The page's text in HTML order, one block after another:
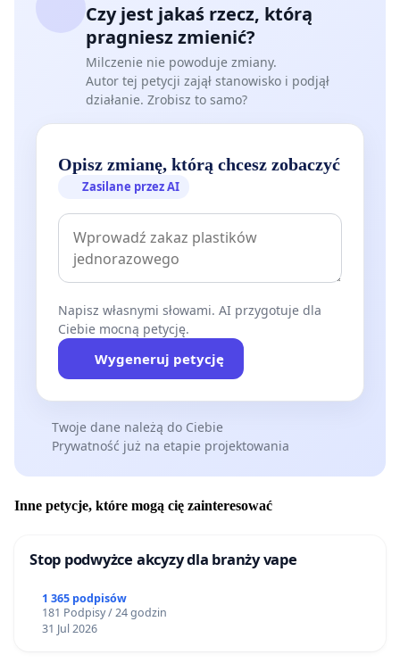
Czy jest jakaś rzecz, którą
pragniesz zmienić?
Milczenie nie powoduje zmiany.
Autor tej petycji zajął stanowisko i podjął
działanie. Zrobisz to samo?
Opisz zmianę, którą chcesz zobaczyć
Zasilane przez AI
Napisz własnymi słowami. AI przygotuje dla
Ciebie mocną petycję.
Wygeneruj petycję
Twoje dane należą do Ciebie
Prywatność już na etapie projektowania
Inne petycje, które mogą cię zainteresować
Stop podwyżce akcyzy dla branży vape
1 365 podpisów
181 Podpisy / 24 godzin
31 Jul 2026